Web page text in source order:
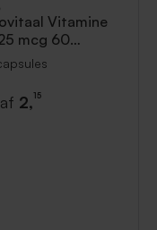
Vitamine
mcg 60
2,15